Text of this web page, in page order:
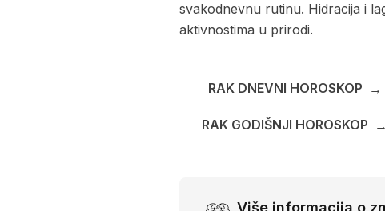
svakodnevnu rutinu. Hidracija i
aktivnostima u prirodi.
RAK DNEVNI HOROSKOP →
RAK GODIŠNJI HOROSKOP →
Više informacija o